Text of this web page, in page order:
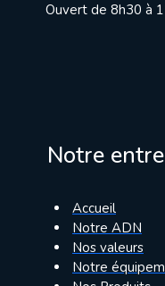
Ouvert de 8h30 à
Notre
Accueil
Notre ADN
Nos valeurs
Notre